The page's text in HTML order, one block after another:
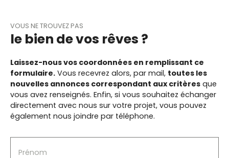
VOUS NE TROUVEZ PAS
le bien de vos rêves ?
Laissez-nous vos coordonnées en remplissant ce
formulaire. Vous recevrez alors, par mail, toutes les
nouvelles annonces correspondant aux critères que
vous avez renseignés. Enfin, si vous souhaitez échanger
directement avec nous sur votre projet, vous pouvez
également nous joindre par téléphone.
Prénom